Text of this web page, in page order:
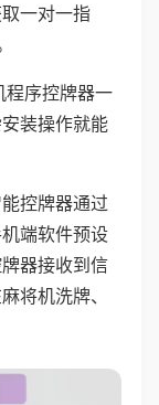
一对一指
程序控牌器一
装操作就能
控牌器通过
端软件预设
器接收到信
将机洗牌、